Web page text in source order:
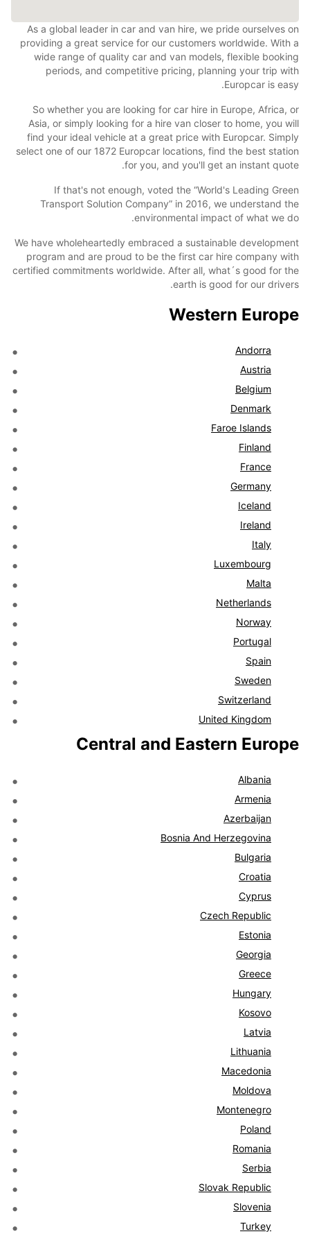
As a global leader in car and van hire, we pride ourselves on
providing a great service for our customers worldwide. With a
wide range of quality car and van models, flexible booking
periods, and competitive pricing, planning your trip with
Europcar is easy.
So whether you are looking for car hire in Europe, Africa, or
Asia, or simply looking for a hire van closer to home, you will
find your ideal vehicle at a great price with Europcar. Simply
select one of our 1872 Europcar locations, find the best station
for you, and you'll get an instant quote.
If that's not enough, voted the “World's Leading Green
Transport Solution Company” in 2016, we understand the
environmental impact of what we do.
We have wholeheartedly embraced a sustainable development
program and are proud to be the first car hire company with
certified commitments worldwide. After all, what´s good for the
earth is good for our drivers.
Western Europe
Andorra
Austria
Belgium
Denmark
Faroe Islands
Finland
France
Germany
Iceland
Ireland
Italy
Luxembourg
Malta
Netherlands
Norway
Portugal
Spain
Sweden
Switzerland
United Kingdom
Central and Eastern Europe
Albania
Armenia
Azerbaijan
Bosnia And Herzegovina
Bulgaria
Croatia
Cyprus
Czech Republic
Estonia
Georgia
Greece
Hungary
Kosovo
Latvia
Lithuania
Macedonia
Moldova
Montenegro
Poland
Romania
Serbia
Slovak Republic
Slovenia
Turkey